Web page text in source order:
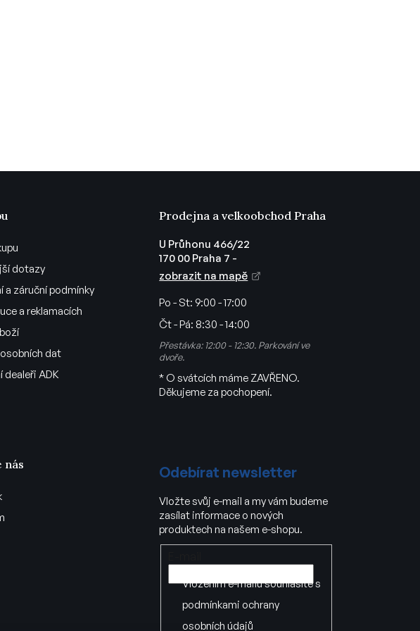
dotazy
a záruční podmínky
a reklamacích
dat
dealeři ADK
Prodejna a velkoobchod Praha
U Průhonu 466/22
170 00 Praha 7 -
zobrazit na mapě
Po - St: 9:00 - 17:00
Čt - Pá: 8:30 - 14:00
Přestávka: 12:00 - 12:30. Parkování ve
dvoře.
* O svátcích máme ZAVŘENO.
Děkujeme za pochopení.
nás Odebírat newsletter
Vložte svůj e-mail a my vám budeme
zasílat informace o nových
produktech na našem e-shopu.
Vložením e-mailu souhlasíte s
podmínkami ochrany
osobních údajů